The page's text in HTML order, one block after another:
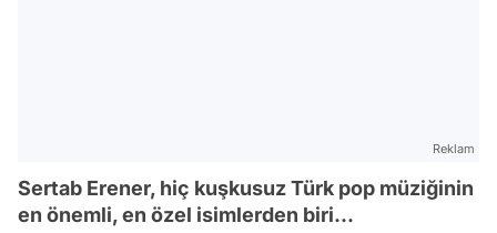
Reklam
Sertab Erener, hiç kuşkusuz Türk pop müziğinin
en önemli, en özel isimlerden biri...